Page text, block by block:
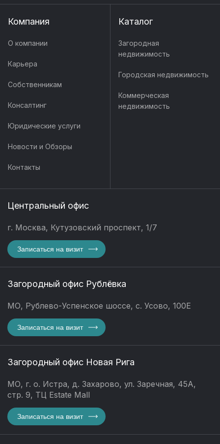
Компания
О компании
Карьера
Собственникам
Консалтинг
Юридические услуги
Новости и Обзоры
Контакты
Каталог
Загородная
недвижимость
Городская недвижимость
Коммерческая
недвижимость
Центральный офис
г. Москва, Кутузовский проспект, 1/7
Записаться на визит
Загородный офис Рублёвка
МО, Рублево-Успенское шоссе, с. Усово, 100Е
Записаться на визит
Загородный офис Новая Рига
МО, г. о. Истра, д. Захарово, ул. Заречная, 45А,
стр. 9, ТЦ Estate Mall
Записаться на визит